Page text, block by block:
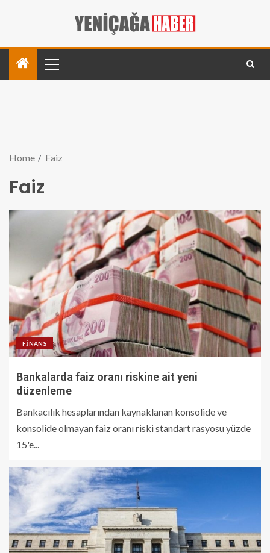
Home Faiz
Faiz
FINANS
Bankalarda faiz oranı riskine ait yeni
düzenleme
Bankacılık hesaplarından kaynaklanan konsolide ve
konsolide olmayan faiz oranı riski standart rasyosu yüzde
15'e...